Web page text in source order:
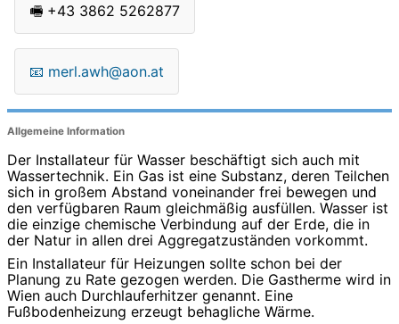
🖷 +43 3862 5262877
📧 merl.awh@aon.at
Allgemeine Information
Der Installateur für Wasser beschäftigt sich auch mit
Wassertechnik. Ein Gas ist eine Substanz, deren Teilchen
sich in großem Abstand voneinander frei bewegen und
den verfügbaren Raum gleichmäßig ausfüllen. Wasser ist
die einzige chemische Verbindung auf der Erde, die in
der Natur in allen drei Aggregatzuständen vorkommt.
Ein Installateur für Heizungen sollte schon bei der
Planung zu Rate gezogen werden. Die Gastherme wird in
Wien auch Durchlauferhitzer genannt. Eine
Fußbodenheizung erzeugt behagliche Wärme.